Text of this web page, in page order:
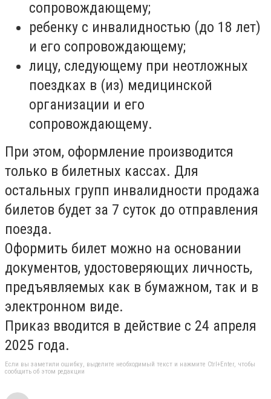
сопровождающему;
ребенку с инвалидностью (до 18 лет)
и его сопровождающему;
лицу, следующему при неотложных
поездках в (из) медицинской
организации и его
сопровождающему.
При этом, оформление производится
только в билетных кассах. Для
остальных групп инвалидности продажа
билетов будет за 7 суток до отправления
поезда.
Оформить билет можно на основании
документов, удостоверяющих личность,
предъявляемых как в бумажном, так и в
электронном виде.
Приказ вводится в действие с 24 апреля
2025 года.
Если вы заметили ошибку, выделите необходимый текст и нажмите Ctrl+Enter, чтобы
сообщить об этом редакции